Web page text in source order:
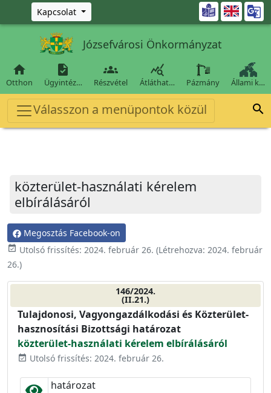
Ugrás a fő tartalomra
Kapcsolat 
Józsefvárosi Önkormányzat

Otthon

Ügyintéz…

Részvétel

Átláthat… Pázmány Állami k…
Válasszon a menüpontok közül 
közterület-használati kérelem
elbírálásáról
Megosztás Facebook-on
event_available Utolsó frissítés: 2024. február 26. (Létrehozva: 2024. február
26.)
146/2024.
(II.21.)
Tulajdonosi, Vagyongazdálkodási és Közterület-
hasznosítási Bizottsági határozat
közterület-használati kérelem elbírálásáról
event_available Utolsó frissítés: 2024. február 26.
határozat